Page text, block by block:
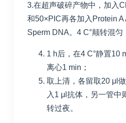
3.在超声破碎产物中，加入
和50×PIC再各加入Protein A
Sperm DNA。4 C°颠转混匀
1 h后，在4 C°静置10
离心1 min；
取上清，各留取20 μl
入1 μl抗体，另一管中
转过夜。